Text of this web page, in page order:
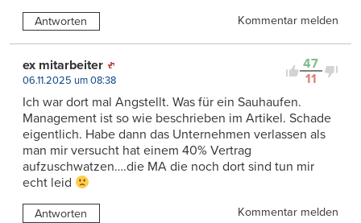
Antworten Kommentar melden
47
11
ex mitarbeiter
06.11.2025 um 08:38
Ich war dort mal Angstellt. Was für ein Sauhaufen.
Management ist so wie beschrieben im Artikel. Schade
eigentlich. Habe dann das Unternehmen verlassen als
man mir versucht hat einem 40% Vertrag
aufzuschwatzen….die MA die noch dort sind tun mir
echt leid
Antworten Kommentar melden